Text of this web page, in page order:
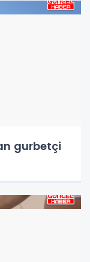
gurbetçi